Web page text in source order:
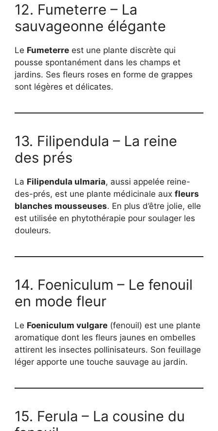
12. Fumeterre – La
sauvageonne élégante
Le Fumeterre est une plante discrète qui
pousse spontanément dans les champs et
jardins. Ses fleurs roses en forme de grappes
sont légères et délicates.
13. Filipendula – La reine
des prés
La Filipendula ulmaria, aussi appelée reine-
des-prés, est une plante médicinale aux fleurs
blanches mousseuses. En plus d’être jolie, elle
est utilisée en phytothérapie pour soulager les
douleurs.
14. Foeniculum – Le fenouil
en mode fleur
Le Foeniculum vulgare (fenouil) est une plante
aromatique dont les fleurs jaunes en ombelles
attirent les insectes pollinisateurs. Son feuillage
léger apporte une touche sauvage au jardin.
15. Ferula – La cousine du